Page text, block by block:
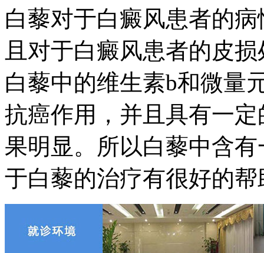
白藜对于白癜风患者的
且对于白癜风患者的皮
白藜中的维生素b和微量
抗癌作用，并且具有一
果明显。所以白藜中含
于白藜的治疗有很好的帮